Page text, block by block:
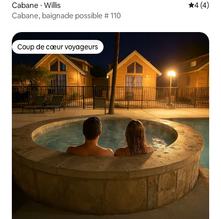
Cabane ⋅ Willis
4 (4)
Cabane, baignade possible # 110
Coup de cœur voyageurs
Coup de cœur voyageurs